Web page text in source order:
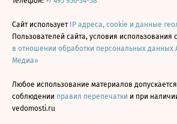
Сайт использует IP адреса, cookie и данные
Пользователей сайта, условия использования
в отношении обработки персональных данных
Медиа»
Любое использование материалов
соблюдении правил перепечатки и при
vedomosti.ru